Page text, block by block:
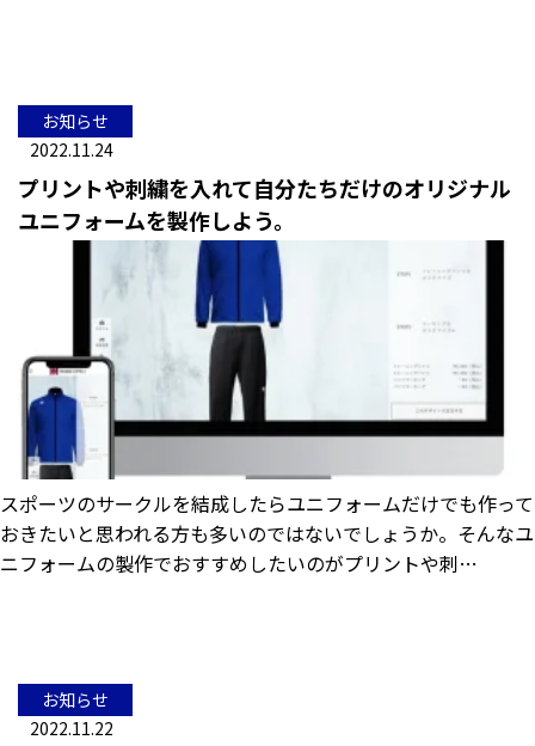
お知らせ
2022.11.24
プリントや刺繍を入れて自分たちだけのオリジナル
ユニフォームを製作しよう。
スポーツのサークルを結成したらユニフォームだけでも作って
おきたいと思われる方も多いのではないでしょうか。そんなユ
ニフォームの製作でおすすめしたいのがプリントや刺…
お知らせ
2022.11.22